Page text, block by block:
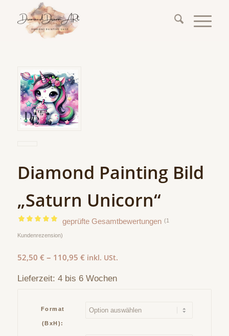
Diamond Painting Bild
„Saturn Unicorn“
von 5,
geprüfte Gesamtbewertungen (1
Kundenrezension)
52,50 € – 110,95 € inkl. USt.
Lieferzeit: 4 bis 6 Wochen
Format
(BxH):